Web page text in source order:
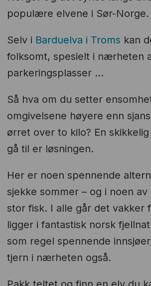
populære elvene i Sør-Norge.
Selv i Barduelva i Troms kan
folksomt, spesielt i nærheten
parkeringsplasser ...
Så hva om du setter
omgivelsene høyere enn
ørret over to kilo? En
gå til er løsningen.
Her er noen spennende
sjekke sommer – og i noen
stor fisk. I alle går det vakker
ligger i fantastisk norsk
som regel spennende
tjern i nærheten også.